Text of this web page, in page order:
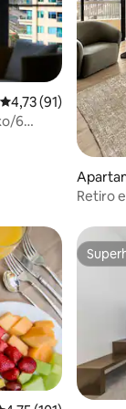
4,73 de uma
4,73 (91)
6
Retiro